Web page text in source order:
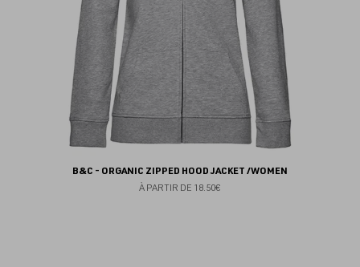
B&C - ORGANIC ZIPPED HOOD JACKET /WOMEN
À PARTIR DE 18.50€